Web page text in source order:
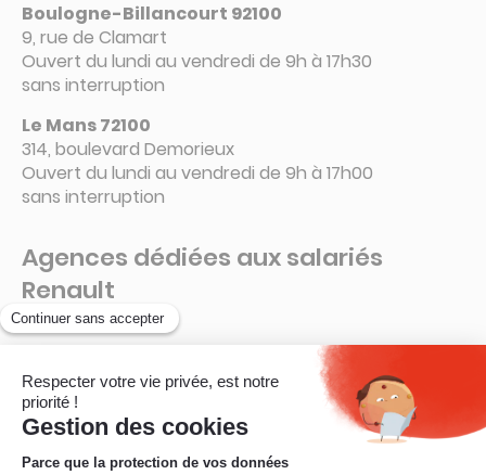
Boulogne-Billancourt 92100
9, rue de Clamart
Ouvert du lundi au vendredi de 9h à 17h30
sans interruption
Le Mans 72100
314, boulevard Demorieux
Ouvert du lundi au vendredi de 9h à 17h00
sans interruption
Agences dédiées aux salariés
Renault
La Ruche – Connecteur 6 A
Ouvert de 8h à 16h15
sans interruption